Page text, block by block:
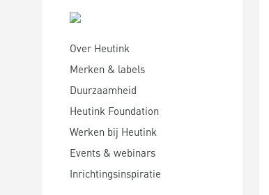
Over Heutink
Merken & labels
Duurzaamheid
Heutink Foundation
Werken bij Heutink
Events & webinars
Inrichtingsinspiratie